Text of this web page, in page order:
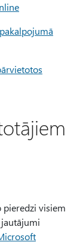
visiem